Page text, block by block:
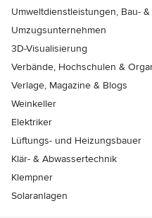
Umweltdienstleistungen, Bau-
Umzugsunternehmen
3D-Visualisierung
Verbände, Hochschulen &
Verlage, Magazine & Blogs
Weinkeller
Elektriker
Lüftungs- und Heizungsbauer
Klär- & Abwassertechnik
Klempner
Solaranlagen